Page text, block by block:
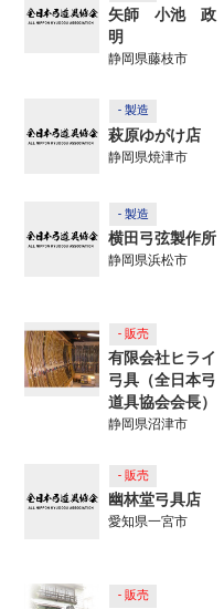
矢師 小池 政
明
静岡県藤枝市
- 製造
萩原ゆがけ店
静岡県焼津市
- 製造
横田弓弦製作所
静岡県浜松市
- 販売
有限会社ヒライ
弓具（全日本弓
道具協会会長）
静岡県沼津市
- 販売
幽林堂弓具店
愛知県一宮市
- 販売